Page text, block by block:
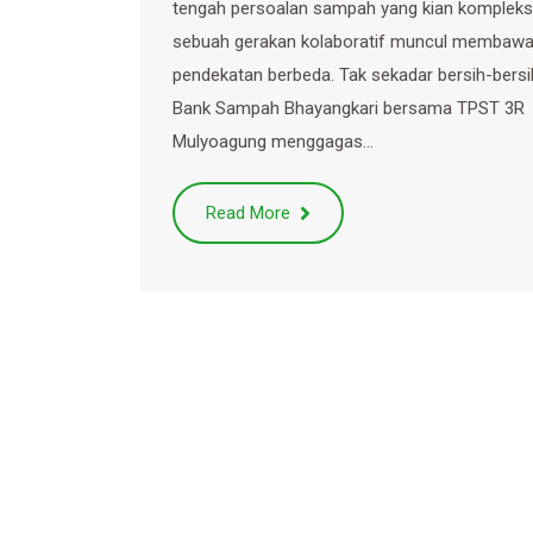
tengah persoalan sampah yang kian
sebuah gerakan kolaboratif muncul membawa
pendekatan berbeda. Tak sekadar bersih-
Bank Sampah Bhayangkari bersama TPST 3R
Mulyoagung menggagas…
Read More